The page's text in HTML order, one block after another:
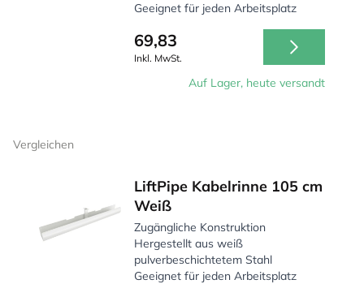
Geeignet für jeden Arbeitsplatz
69,83
Inkl. MwSt.
Auf Lager, heute versandt
Vergleichen
LiftPipe Kabelrinne 105 cm
Weiß
Zugängliche Konstruktion
Hergestellt aus weiß
pulverbeschichtetem Stahl
Geeignet für jeden Arbeitsplatz